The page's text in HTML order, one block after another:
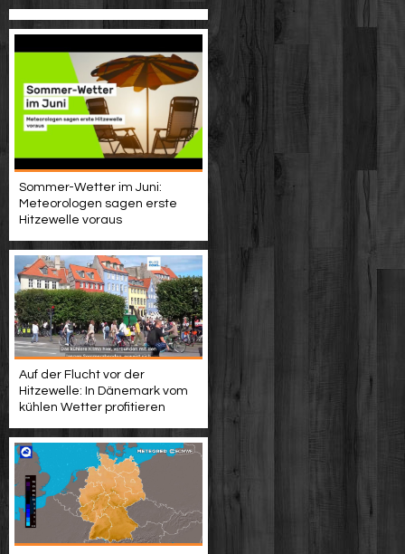
Sommer-Wetter im Juni:
Meteorologen sagen erste
Hitzewelle voraus
Auf der Flucht vor der
Hitzewelle: In Dänemark vom
kühlen Wetter profitieren